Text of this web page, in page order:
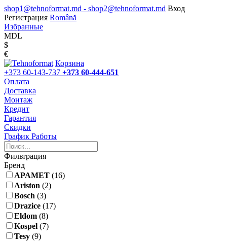
shop1@tehnoformat.md - shop2@tehnoformat.md Вход
Регистрация Română
Избранные
MDL
$
€
Корзина
+373 60-143-737 +373 60-444-651
Оплата
Доставка
Монтаж
Кредит
Гарантия
Скидки
График Работы
Фильтрация
Бренд
APAMET (16)
Ariston (2)
Bosch (3)
Drazice (17)
Eldom (8)
Kospel (7)
Tesy (9)